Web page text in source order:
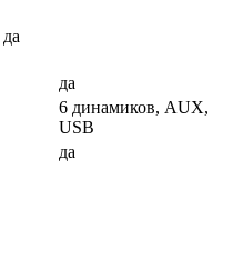
да
да
6 динамиков, AUX,
USB
да